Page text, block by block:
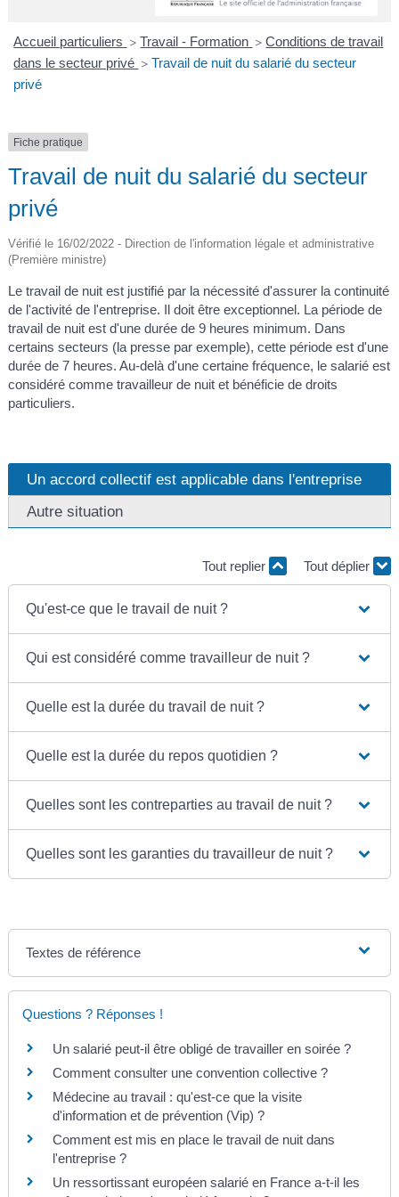
Accueil particuliers > Travail - Formation > Conditions de travail
dans le secteur privé > Travail de nuit du salarié du secteur
privé
Fiche pratique
Travail de nuit du salarié du secteur
privé
Vérifié le 16/02/2022 - Direction de l'information légale et administrative
(Première ministre)
Le travail de nuit est justifié par la nécessité d'assurer la continuité
de l'activité de l'entreprise. Il doit être exceptionnel. La période de
travail de nuit est d'une durée de 9 heures minimum. Dans
certains secteurs (la presse par exemple), cette période est d'une
durée de 7 heures. Au-delà d'une certaine fréquence, le salarié est
considéré comme travailleur de nuit et bénéficie de droits
particuliers.
Un accord collectif est applicable dans l'entreprise
Autre situation
Tout replier Tout déplier
Qu'est-ce que le travail de nuit ?
Qui est considéré comme travailleur de nuit ?
Quelle est la durée du travail de nuit ?
Quelle est la durée du repos quotidien ?
Quelles sont les contreparties au travail de nuit ?
Quelles sont les garanties du travailleur de nuit ?
Textes de référence
Questions ? Réponses !
Un salarié peut-il être obligé de travailler en soirée ?
Comment consulter une convention collective ?
Médecine au travail : qu'est-ce que la visite
d'information et de prévention (Vip) ?
Comment est mis en place le travail de nuit dans
l'entreprise ?
Un ressortissant européen salarié en France a-t-il les